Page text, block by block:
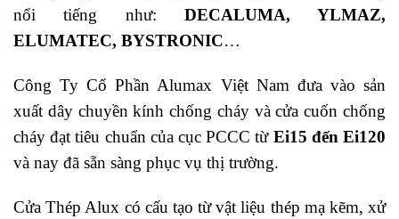
nổi tiếng như: DECALUMA, YLMAZ,
ELUMATEC, BYSTRONIC…
Công Ty Cổ Phần Alumax Việt Nam đưa vào sản
xuất dây chuyền kính chống cháy và cửa cuốn chống
cháy đạt tiêu chuẩn của cục PCCC từ Ei15 đến Ei120
và nay đã sẵn sàng phục vụ thị trường.
Cửa Thép Alux có cấu tạo từ vật liệu thép mạ kẽm, xử